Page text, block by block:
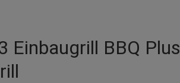
Einbaugrill BBQ Plus